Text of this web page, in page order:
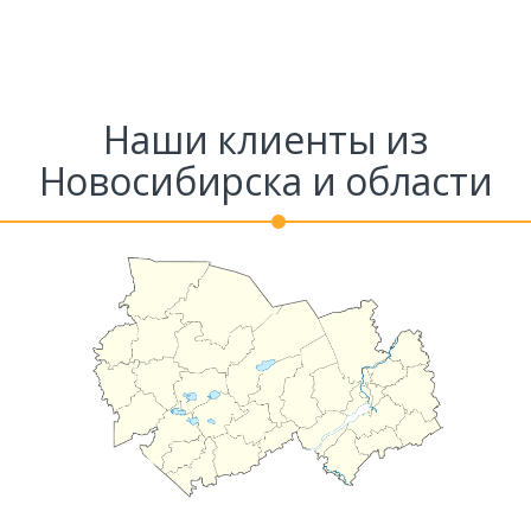
Наши клиенты из
Новосибирска и области